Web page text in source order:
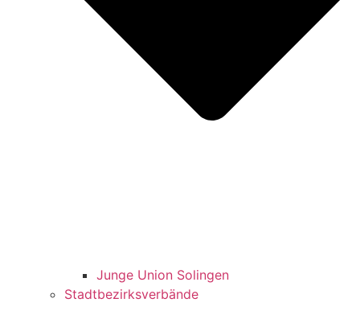
Jun­ge Uni­on Solingen
Stadt­be­zirks­ver­bän­de